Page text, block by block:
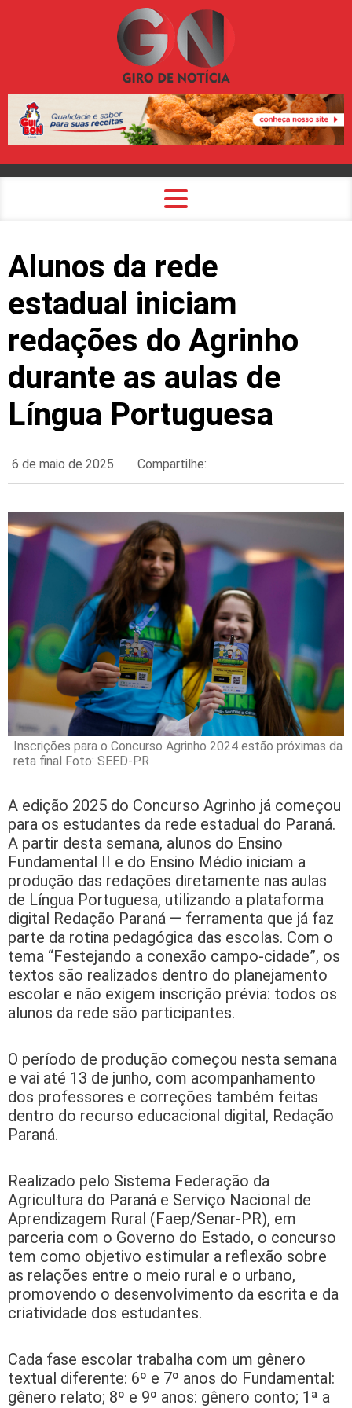
Alunos da rede
estadual iniciam
redações do Agrinho
durante as aulas de
Língua Portuguesa
6 de maio de 2025 Compartilhe:
Inscrições para o Concurso Agrinho 2024 estão próximas da
reta final Foto: SEED-PR
A edição 2025 do Concurso Agrinho já começou
para os estudantes da rede estadual do Paraná.
A partir desta semana, alunos do Ensino
Fundamental II e do Ensino Médio iniciam a
produção das redações diretamente nas aulas
de Língua Portuguesa, utilizando a plataforma
digital Redação Paraná — ferramenta que já faz
parte da rotina pedagógica das escolas. Com o
tema “Festejando a conexão campo-cidade”, os
textos são realizados dentro do planejamento
escolar e não exigem inscrição prévia: todos os
alunos da rede são participantes.
O período de produção começou nesta semana
e vai até 13 de junho, com acompanhamento
dos professores e correções também feitas
dentro do recurso educacional digital, Redação
Paraná.
Realizado pelo Sistema Federação da
Agricultura do Paraná e Serviço Nacional de
Aprendizagem Rural (Faep/Senar-PR), em
parceria com o Governo do Estado, o concurso
tem como objetivo estimular a reflexão sobre
as relações entre o meio rural e o urbano,
promovendo o desenvolvimento da escrita e da
criatividade dos estudantes.
Cada fase escolar trabalha com um gênero
textual diferente: 6º e 7º anos do Fundamental:
gênero relato; 8º e 9º anos: gênero conto; 1ª a